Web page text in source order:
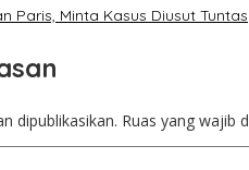
Paris, Minta Kasus Diusut Tuntas
dipublikasikan. Ruas yang wajib